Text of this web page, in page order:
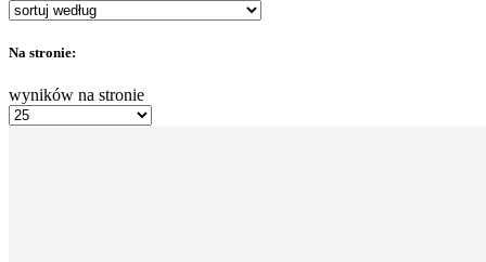
Na stronie:
wyników na stronie